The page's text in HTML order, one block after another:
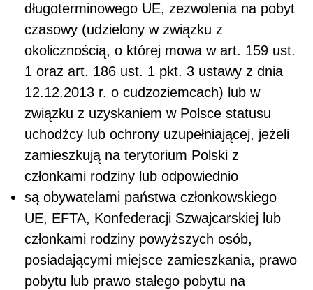
długoterminowego UE, zezwolenia na pobyt
czasowy (udzielony w związku z
okolicznością, o której mowa w art. 159 ust.
1 oraz art. 186 ust. 1 pkt. 3 ustawy z dnia
12.12.2013 r. o cudzoziemcach) lub w
związku z uzyskaniem w Polsce statusu
uchodźcy lub ochrony uzupełniającej, jeżeli
zamieszkują na terytorium Polski z
członkami rodziny lub odpowiednio
są obywatelami państwa członkowskiego
UE, EFTA, Konfederacji Szwajcarskiej lub
członkami rodziny powyższych osób,
posiadającymi miejsce zamieszkania, prawo
pobytu lub prawo stałego pobytu na